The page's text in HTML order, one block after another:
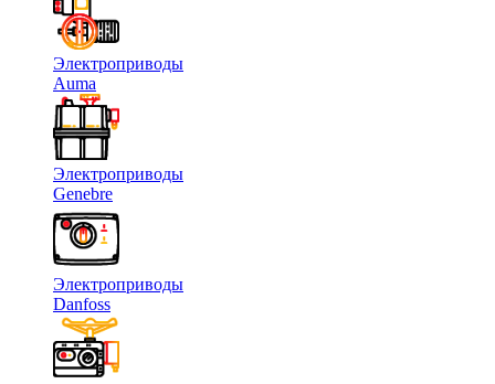
Электроприводы
Auma
Электроприводы
Genebre
Электроприводы
Danfoss